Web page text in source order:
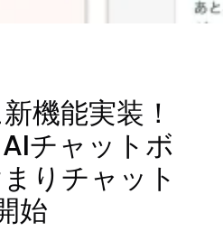
機能実装！
チャットボ
りチャット
始